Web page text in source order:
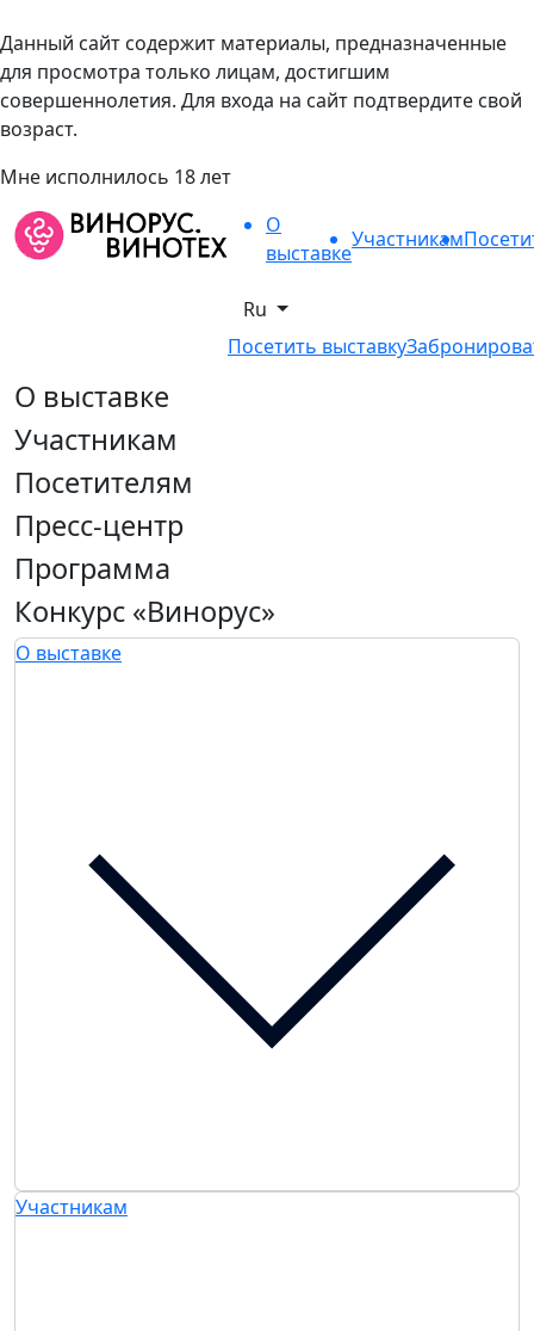
Данный сайт содержит материалы, предназначенные
для просмотра только лицам, достигшим
совершеннолетия. Для входа на сайт подтвердите свой
возраст.
Мне исполнилось 18 лет
О
выставке
Участникам
Ru
Посетить выставку
О выставке
Участникам
Посетителям
Пресс-центр
Программа
Конкурс «Винорус»
О выставке
Участникам